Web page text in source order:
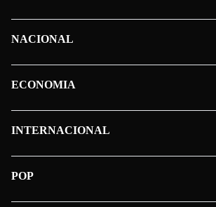
NACIONAL
ECONOMIA
INTERNACIONAL
POP